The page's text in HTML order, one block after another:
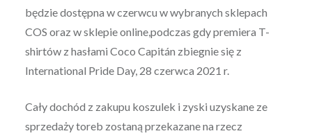
będzie dostępna w czerwcu w wybranych sklepach
COS oraz w sklepie online,podczas gdy premiera T-
shirtów z hasłami Coco Capitán zbiegnie się z
International Pride Day, 28 czerwca 2021 r.
Cały dochód z zakupu koszulek i zyski uzyskane ze
sprzedaży toreb zostaną przekazane na rzecz